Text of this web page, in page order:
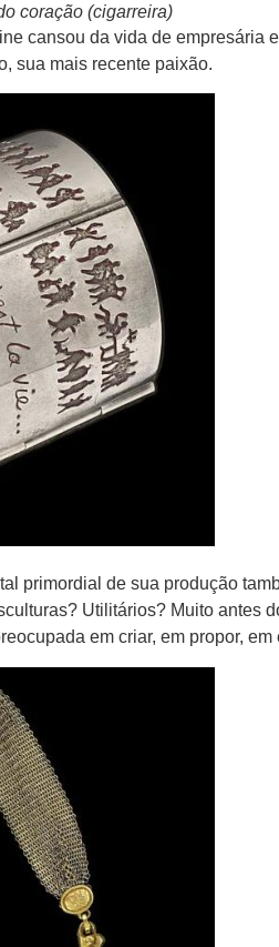
coração (cigarreira)
cansou da vida de empresária
sua mais recente paixão.
primordial de sua produção
Utilitários? Muito antes
em criar, em propor, em